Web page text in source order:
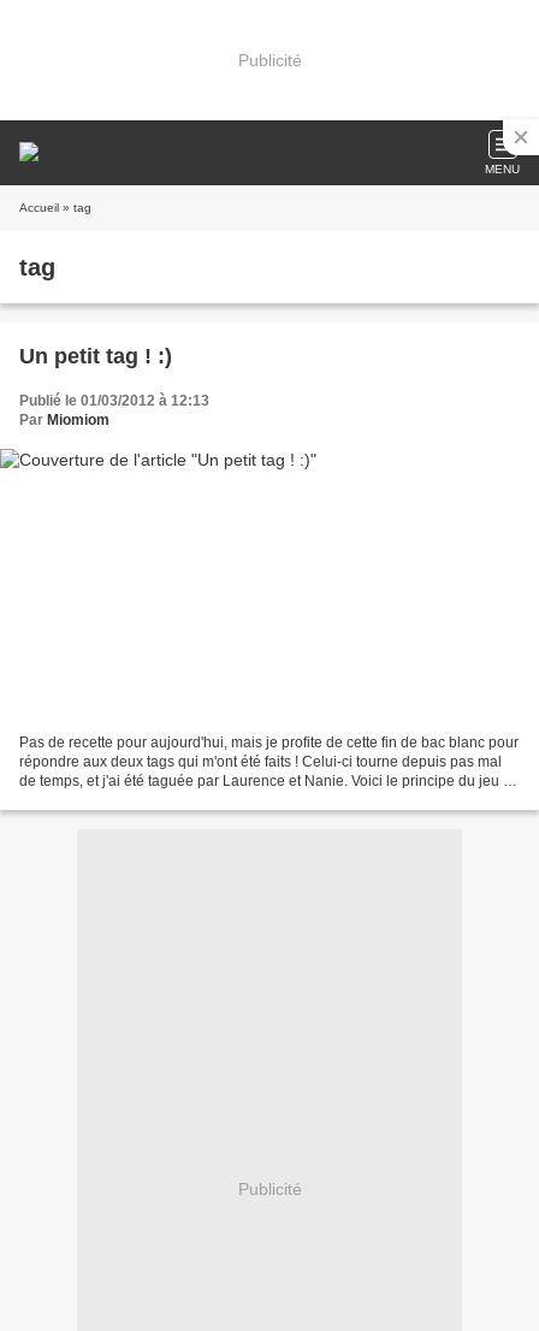
Publicité
MENU
Accueil » tag
tag
Un petit tag ! :)
Publié le 01/03/2012 à 12:13
Par Miomiom
Pas de recette pour aujourd'hui, mais je profite de cette fin de bac blanc pour
répondre aux deux tags qui m'ont été faits ! Celui-ci tourne depuis pas mal
de temps, et j'ai été taguée par Laurence et Nanie. Voici le principe du jeu :
Publicité